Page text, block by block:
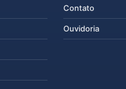
Contato
Ouvidoria